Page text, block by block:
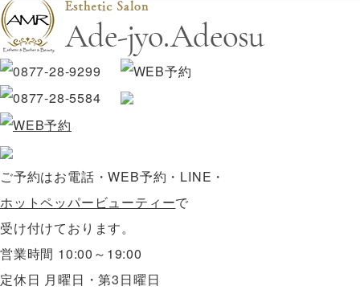
ご予約はお電話・WEB予約・LINE・
ホットペッパービューティーで
受け付けております。
営業時間 10:00～19:00
定休日 月曜日・第3日曜日